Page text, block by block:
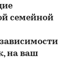
семейной
на ваш